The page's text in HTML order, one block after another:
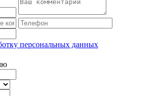
персональных данных